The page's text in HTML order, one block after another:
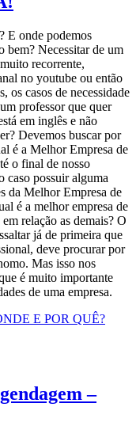
E onde podemos
bem? Necessitar de um
recorrente,
no youtube ou então
os casos de necessidade
professor que quer
em inglês e não
Devemos buscar por
é a Melhor Empresa de
o final de nosso
caso possuir alguma
da Melhor Empresa de
é a melhor empresa de
relação as demais? O
já de primeira que
deve procurar por
Mas isso nos
é muito importante
de uma empresa.
–